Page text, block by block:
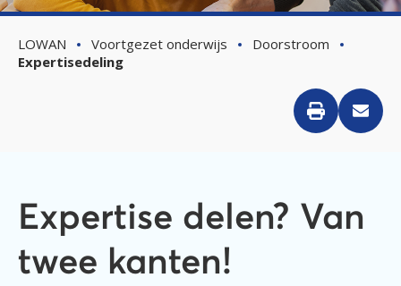
LOWAN Voortgezet onderwijs
Doorstroom
Expertisedeling
Expertise delen? Van
twee kanten!